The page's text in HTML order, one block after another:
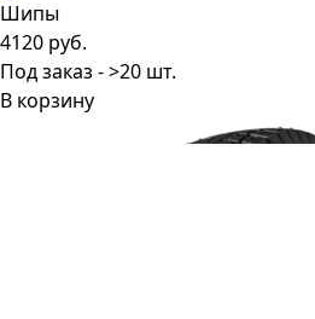
4120 руб.
Под заказ - >20 шт.
В корзину